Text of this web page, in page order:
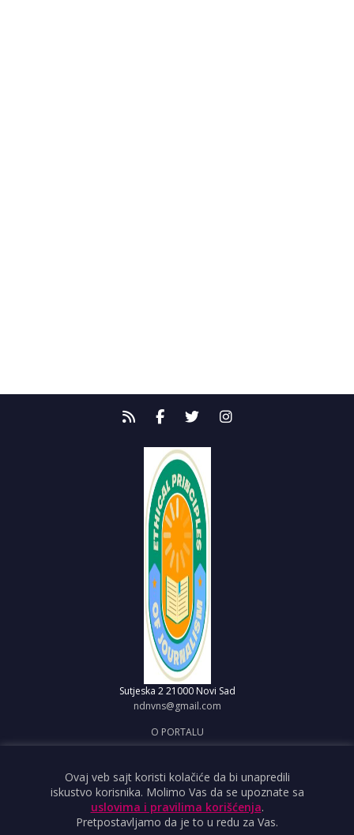
Sutjeska 2 21000 Novi Sad
ndnvns@gmail.com
O PORTALU
OBJAVI VEST
USLOVI KORIŠĆENJA
Ovaj veb sajt koristi kolačiće da bi unapredili
iskustvo korisnika. Molimo Vas da se upoznate sa
uslovima i pravilima korišćenja.
Pretpostavljamo da je to u redu za Vas.